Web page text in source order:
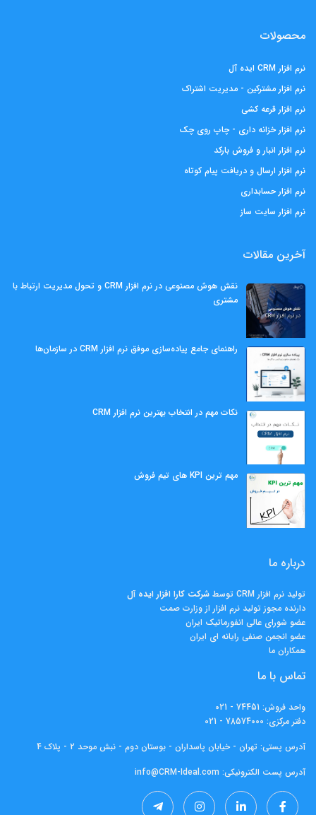
محصولات
نرم افزار CRM ایده آل
نرم افزار مشترکین - مدیریت اشتراک
نرم افزار قرعه کشی
نرم افزار خزانه داری - چاپ روی چک
نرم افزار انبار و فروش بارکد
نرم افزار ارسال و دریافت پیام کوتاه
نرم افزار حسابداری
نرم افزار سایت ساز
آخرین مقالات
نقش هوش مصنوعی در نرم افزار CRM و تحول مدیریت ارتباط با
مشتری
راهنمای جامع پیاده‌سازی موفق نرم افزار CRM در سازمان‌ها
نکات مهم در انتخاب بهترین نرم افزار CRM
مهم ‌ترین KPI های تیم فروش
درباره ما
تولید نرم افزار CRM توسط
شرکت کارا افزار ايده آل
دارنده مجوز تولید نرم افزار از وزارت صمت
عضو شورای عالی انفورماتیک ایران
عضو انجمن صنفی رایانه ای ایران
همکاران ما
تماس با ما
واحد فروش: 74451 - 021
دفتر مرکزی: 78574000 - 021
آدرس پستی: تهران - خیابان پاسداران - بوستان دوم - نبش موحد 2 - پلاک 4
آدرس پست الکترونیکی: info@CRM-Ideal.com